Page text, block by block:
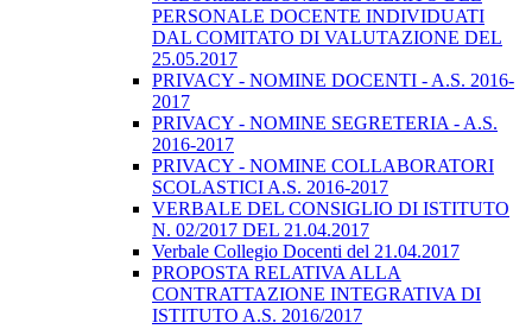
PERSONALE DOCENTE INDIVIDUATI
DAL COMITATO DI VALUTAZIONE DEL
25.05.2017
PRIVACY - NOMINE DOCENTI - A.S. 2016-
2017
PRIVACY - NOMINE SEGRETERIA - A.S.
2016-2017
PRIVACY - NOMINE COLLABORATORI
SCOLASTICI A.S. 2016-2017
VERBALE DEL CONSIGLIO DI ISTITUTO
N. 02/2017 DEL 21.04.2017
Verbale Collegio Docenti del 21.04.2017
PROPOSTA RELATIVA ALLA
CONTRATTAZIONE INTEGRATIVA DI
ISTITUTO A.S. 2016/2017